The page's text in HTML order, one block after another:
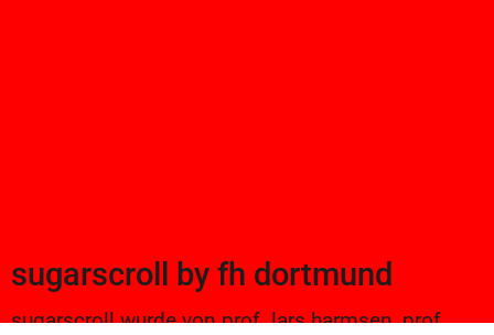
sugarscroll by fh dortmund
sugarscroll wurde von prof. lars harmsen, prof.